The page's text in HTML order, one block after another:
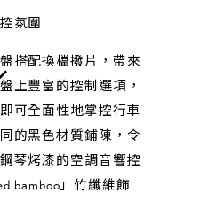
氛圍
搭配換檔撥片，帶來
上豐富的控制選項，
可全面性地掌控行車
的黑色材質鋪陳，令
琴烤漆的空調音響控
bamboo」竹纖維飾